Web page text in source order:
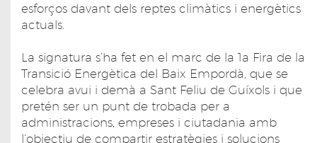
esforços davant dels reptes climàtics i energètics
actuals.
La signatura s’ha fet en el marc de la 1a Fira de la
Transició Energètica del Baix Empordà, que se
celebra avui i demà a Sant Feliu de Guíxols i que
pretén ser un punt de trobada per a
administracions, empreses i ciutadania amb
l’objectiu de compartir estratègies i solucions